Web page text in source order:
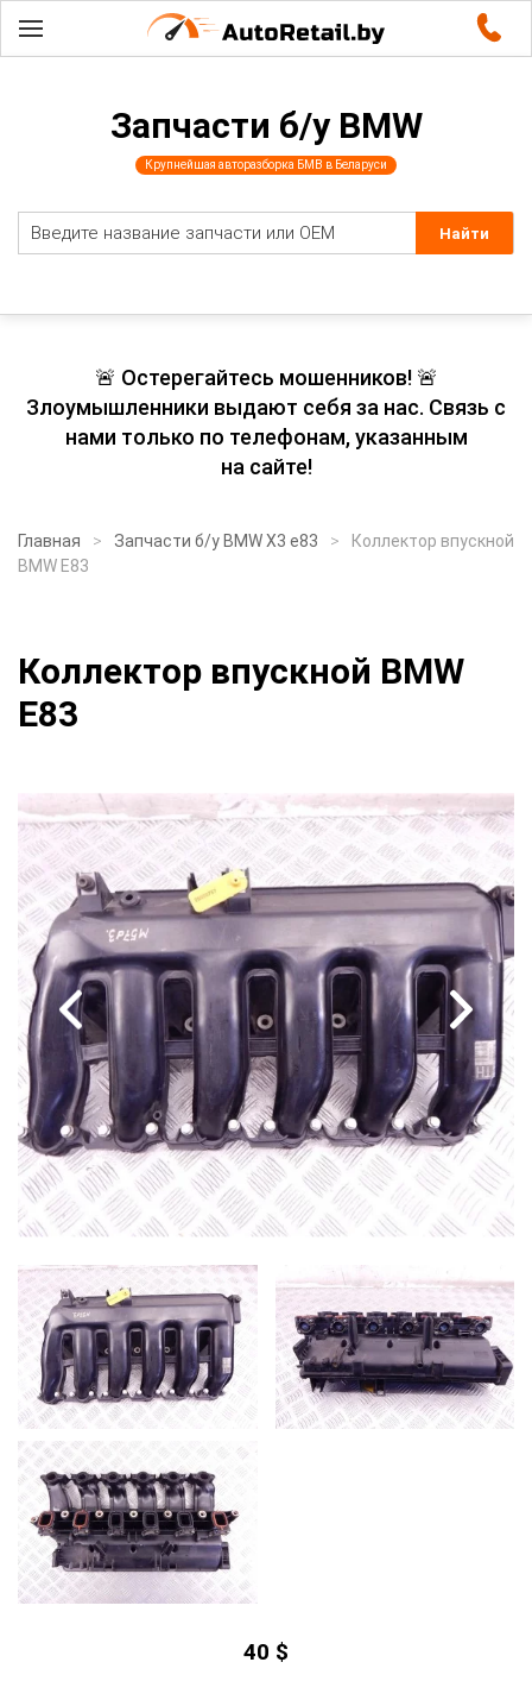
Запчасти б/у BMW
Крупнейшая авторазборка БМВ в Беларуси
🚨 Остерегайтесь мошенников! 🚨
Злоумышленники выдают себя за нас. Связь с
нами только по телефонам, указанным
на сайте!
Главная Запчасти б/у BMW X3 e83
Коллектор впускной
BMW E83
Коллектор впускной BMW
E83
40 $